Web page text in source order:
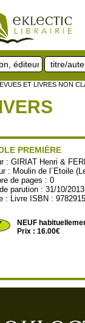
ET LIVRES NON
PREMIÈRE
:GIRIAT Henri &
: Moulin de l´Etoile
de pages : 0
parution : 31/10/2013
: Livre ISBN :
NEUF
Prix : 16.00€